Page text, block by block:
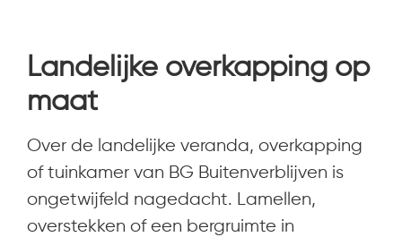
Landelijke overkapping op
maat
Over de landelijke veranda, overkapping
of tuinkamer van BG Buitenverblijven is
ongetwijfeld nagedacht. Lamellen,
overstekken of een bergruimte in